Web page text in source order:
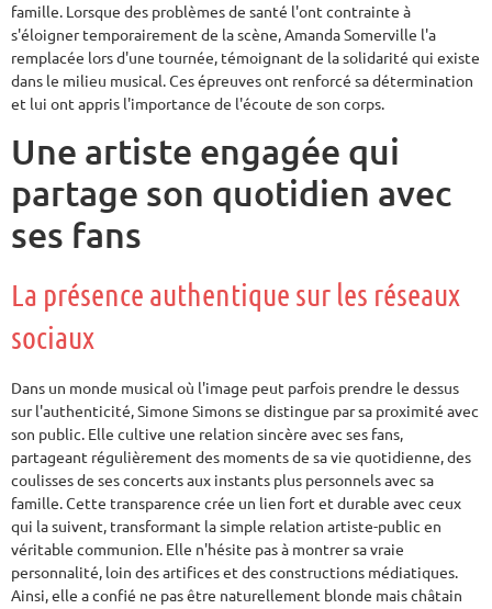
famille. Lorsque des problèmes de santé l'ont contrainte à
s'éloigner temporairement de la scène, Amanda Somerville l'a
remplacée lors d'une tournée, témoignant de la solidarité qui existe
dans le milieu musical. Ces épreuves ont renforcé sa détermination
et lui ont appris l'importance de l'écoute de son corps.
Une artiste engagée qui
partage son quotidien avec
ses fans
La présence authentique sur les réseaux
sociaux
Dans un monde musical où l'image peut parfois prendre le dessus
sur l'authenticité, Simone Simons se distingue par sa proximité avec
son public. Elle cultive une relation sincère avec ses fans,
partageant régulièrement des moments de sa vie quotidienne, des
coulisses de ses concerts aux instants plus personnels avec sa
famille. Cette transparence crée un lien fort et durable avec ceux
qui la suivent, transformant la simple relation artiste-public en
véritable communion. Elle n'hésite pas à montrer sa vraie
personnalité, loin des artifices et des constructions médiatiques.
Ainsi, elle a confié ne pas être naturellement blonde mais châtain